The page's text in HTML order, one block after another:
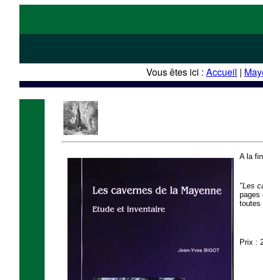
Vous êtes ici : Accueil |
A la
"Les
pages
toutes
Prix :